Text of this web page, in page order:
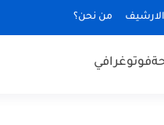
الارشيف من نحن؟
فوتوغرافي